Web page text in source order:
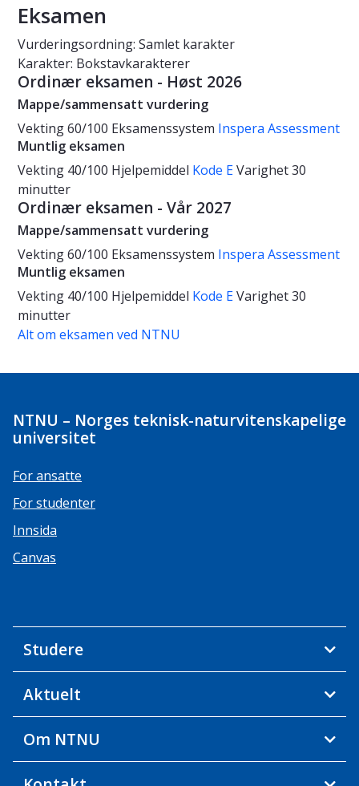
Eksamen
Vurderingsordning: Samlet karakter
Karakter: Bokstavkarakterer
Ordinær eksamen - Høst 2026
Mappe/sammensatt vurdering
Vekting60/100 Eksamenssystem Inspera Assessment
Muntlig eksamen
Vekting 40/100 Hjelpemiddel Kode EVarighet30
minutter
Ordinær eksamen - Vår 2027
Mappe/sammensatt vurdering
Vekting60/100 Eksamenssystem Inspera Assessment
Muntlig eksamen
Vekting 40/100 Hjelpemiddel Kode EVarighet30
minutter
Alt om eksamen ved NTNU
NTNU – Norges teknisk-naturvitenskapelige
universitet
For ansatte
For studenter
Innsida
Canvas
Studere
Aktuelt
Om NTNU